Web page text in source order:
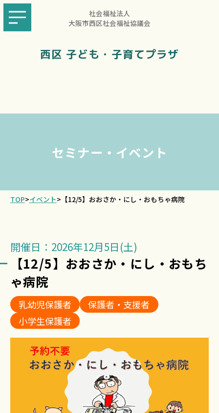
社会福祉法人
大阪市西区社会福祉協議会
西区 子ども・子育てプラザ
セミナー・イベント
TOP>イベント> 【12/5】おおさか・にし・おもちゃ病院
開催日：2026年12月5日(土)
【12/5】おおさか・にし・おもち
ゃ病院
乳幼児保護者
保護者・支援者
小学生保護者